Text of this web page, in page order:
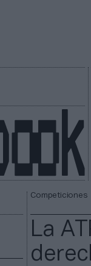
Competiciones
La